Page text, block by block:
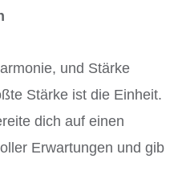
und Stärke
Stärke ist die Einheit.
dich auf einen
Erwartungen und gib